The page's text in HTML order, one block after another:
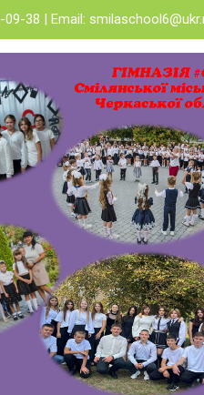
38 | Email: